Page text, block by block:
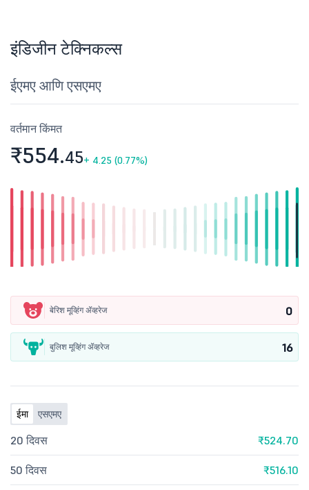
इंडिजीन टेक्निकल्स
ईएमए आणि एसएमए
वर्तमान किंमत
₹554.45+ 4.25 (0.77%)
बेरिश मूव्हिंग ॲव्हरेज 0
बुलिश मूव्हिंग ॲव्हरेज 16
ईमा एसएमए
20 दिवस ₹524.70
50 दिवस ₹516.10